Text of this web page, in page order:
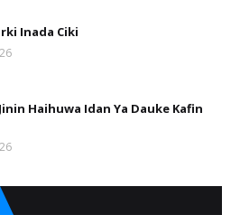
Inada Ciki
Haihuwa Idan Ya Dauke Kafin